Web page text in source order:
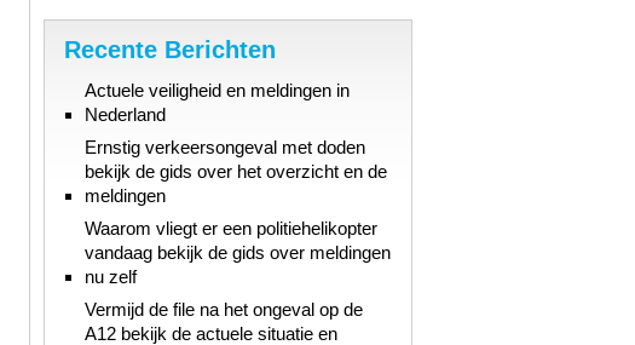
Recente Berichten
Actuele veiligheid en meldingen in
Nederland
Ernstig verkeersongeval met doden
bekijk de gids over het overzicht en de
meldingen
Waarom vliegt er een politiehelikopter
vandaag bekijk de gids over meldingen
nu zelf
Vermijd de file na het ongeval op de
A12 bekijk de actuele situatie en